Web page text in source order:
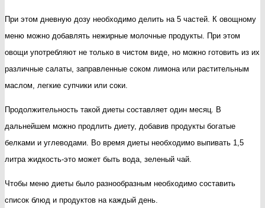
При этом дневную дозу необходимо делить на 5 частей. К овощному
меню можно добавлять нежирные молочные продукты. При этом
овощи употребляют не только в чистом виде, но можно готовить из их
различные салаты, заправленные соком лимона или растительным
маслом, легкие супчики или соки.
Продолжительность такой диеты составляет один месяц. В
дальнейшем можно продлить диету, добавив продукты богатые
белками и углеводами. Во время диеты необходимо выпивать 1,5
литра жидкость-это может быть вода, зеленый чай.
Чтобы меню диеты было разнообразным необходимо составить
список блюд и продуктов на каждый день.